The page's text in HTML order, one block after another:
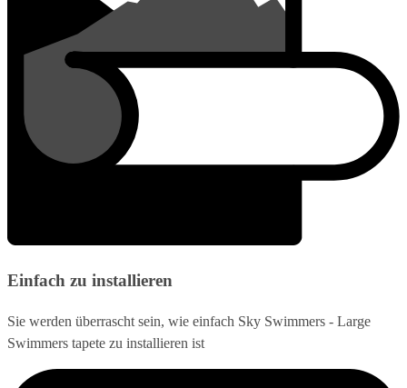
Einfach zu installieren
Sie werden überrascht sein, wie einfach Sky Swimmers - Large
Swimmers tapete zu installieren ist